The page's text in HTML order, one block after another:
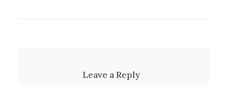
Leave a Reply